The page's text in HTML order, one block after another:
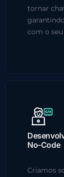
tornar
com o
No-Code
Criamos